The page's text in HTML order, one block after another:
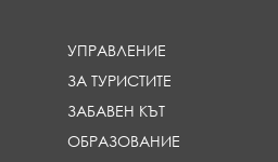
УПРАВЛЕНИЕ
ЗА ТУРИСТИТЕ
ЗАБАВЕН КЪТ
ОБРАЗОВАНИЕ